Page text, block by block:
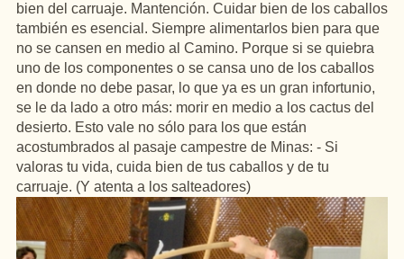
bien del carruaje. Mantención. Cuidar bien de los caballos
también es esencial. Siempre alimentarlos bien para que
no se cansen en medio al Camino. Porque si se quiebra
uno de los componentes o se cansa uno de los caballos
en donde no debe pasar, lo que ya es un gran infortunio,
se le da lado a otro más: morir en medio a los cactus del
desierto. Esto vale no sólo para los que están
acostumbrados al pasaje campestre de Minas: - Si
valoras tu vida, cuida bien de tus caballos y de tu
carruaje. (Y atenta a los salteadores)